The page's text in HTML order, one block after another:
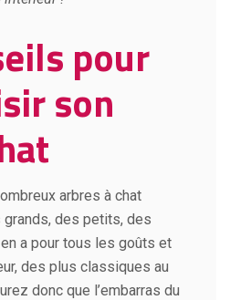
pour
son
arbres à chat
des petits, des
a pour tous les goûts et
des plus classiques au
donc que l’embarras du